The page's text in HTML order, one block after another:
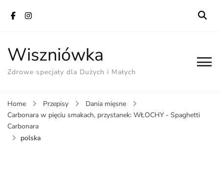
Wiszniówka
Zdrowe specjały dla Dużych i Małych
Home Przepisy
Dania mięsne
Carbonara w pięciu smakach, przystanek: WŁOCHY - Spaghetti
Carbonara
polska